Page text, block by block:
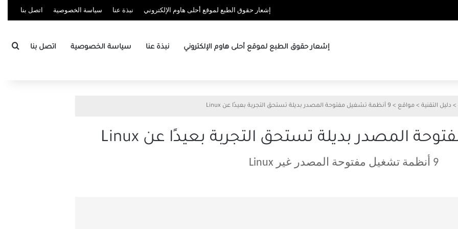
إشعار حقوق الطبع لموقع أحلى هاوم الإلكتروني نبذة عنا سياسة الخصوصية اتصل بنا
إشعار حقوق الطبع لموقع أحلى هاوم الإلكتروني نبذة عنا سياسة الخصوصية اتصل بنا
> دليل التقنية > مواقع > 9 أنظمة تشغيل مفتوحة المصدر بديلة تستحق التجربة بعيدًا عن Linux
9 أنظمة تشغيل مفتوحة المصدر غير Linux